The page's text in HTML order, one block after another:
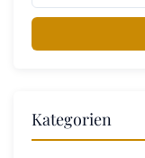
Kategorien